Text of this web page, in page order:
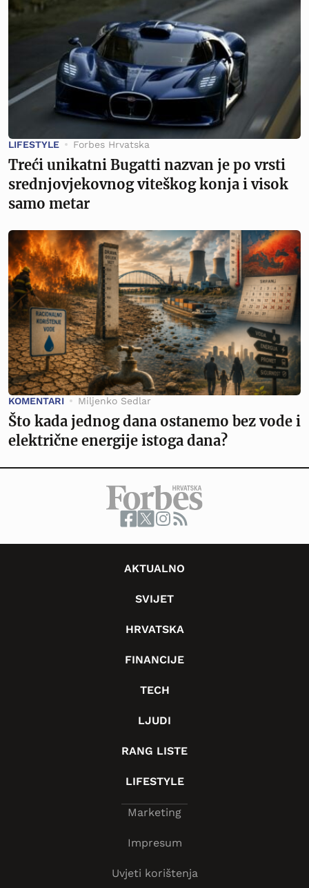
LIFESTYLE Forbes Hrvatska
Treći unikatni Bugatti nazvan je po vrsti
srednjovjekovnog viteškog konja i visok
samo metar
KOMENTARI Miljenko Sedlar
Što kada jednog dana ostanemo bez vode i
električne energije istoga dana?
AKTUALNO
SVIJET
HRVATSKA
FINANCIJE
TECH
LJUDI
RANG LISTE
LIFESTYLE
Marketing
Impresum
Uvjeti korištenja